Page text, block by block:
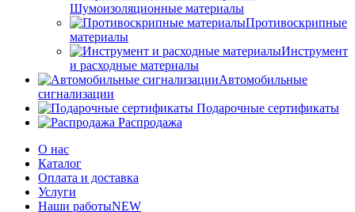
Шумоизоляционные материалы
Противоскрипные
материалы
Инструмент
и расходные материалы
Автомобильные
сигнализации
Подарочные сертификаты
Распродажа
О нас
Каталог
Оплата и доставка
Услуги
Наши работыNEW